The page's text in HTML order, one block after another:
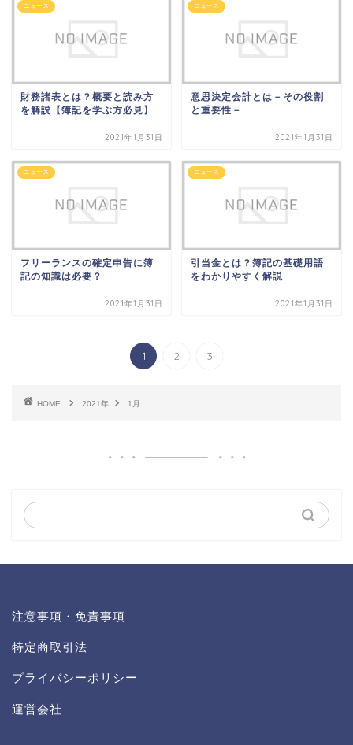
ニュース
財務諸表とは？概要と読み方
を解説【簿記を学ぶ方必見】
2021年1月31日
ニュース
意思決定会計とは－その役割
と重要性－
2021年1月31日
ニュース
フリーランスの確定申告に簿
記の知識は必要？
2021年1月31日
ニュース
引当金とは？簿記の基礎用語
をわかりやすく解説
2021年1月31日
1 2 3
HOME 2021年 1月
注意事項・免責事項
特定商取引法
プライバシーポリシー
運営会社